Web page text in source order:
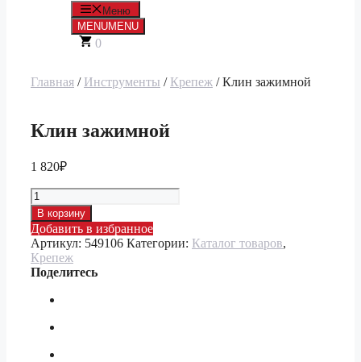
Меню
MENUMENU
0
Главная / Инструменты / Крепеж / Клин зажимной
Клин зажимной
1 820₽
Количество
товара
Клин
зажимной
В корзину
Добавить в избранное
Артикул: 549106 Категории: Каталог товаров,
Крепеж
Поделитесь